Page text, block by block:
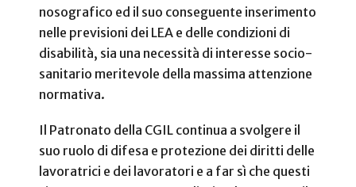
nosografico ed il suo conseguente inserimento
nelle previsioni dei LEA e delle condizioni di
disabilità, sia una necessità di interesse socio-
sanitario meritevole della massima attenzione
normativa.
Il Patronato della CGIL continua a svolgere il
suo ruolo di difesa e protezione dei diritti delle
lavoratrici e dei lavoratori e a far sì che questi